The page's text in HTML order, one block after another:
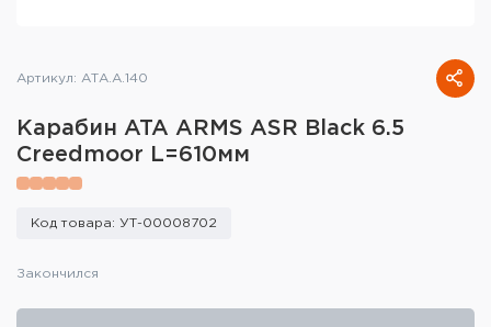
Кобуры и системы ношения
снаряжения
Сумки и рюкзаки
Артикул: АТА.А.140
Карабин ATA ARMS ASR Black 6.5
Creedmoor L=610мм
Код товара: УТ-00008702
Закончился